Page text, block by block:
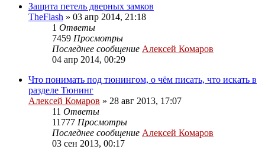
Защита петель дверных замков
TheFlash » 03 апр 2014, 21:18
1 Ответы
7459 Просмотры
Последнее сообщение Алексей Комаров
04 апр 2014, 00:29
Что понимать под тюнингом, о чём писать, что искать в
разделе Тюнинг
Алексей Комаров » 28 авг 2013, 17:07
11 Ответы
11777 Просмотры
Последнее сообщение Алексей Комаров
03 сен 2013, 00:17